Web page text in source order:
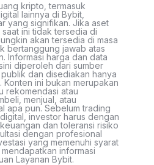
kripto, termasuk
lainnya di Bybit,
yang signifikan. Jika aset
ini tidak tersedia di
akan tersedia di masa
bertanggung jawab atas
Informasi harga dan data
diperoleh dari sumber
dan disediakan hanya
Konten ini bukan merupakan
rekomendasi atau
menjual, atau
apa pun. Sebelum trading
investor harus dengan
dan toleransi risiko
dengan profesional
yang memenuhi syarat
informasi
Layanan Bybit.